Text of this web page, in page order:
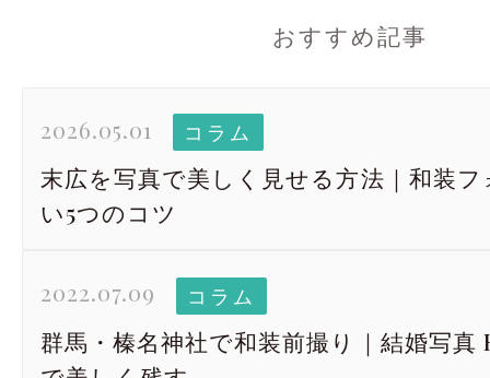
おすすめ記事
2026.05.01 コラム
末広を写真で美しく見せる方法｜和装
い5つのコツ
2022.07.09 コラム
群馬・榛名神社で和装前撮り｜結婚写真